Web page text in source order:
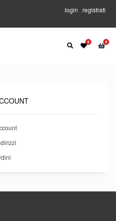
login registrati